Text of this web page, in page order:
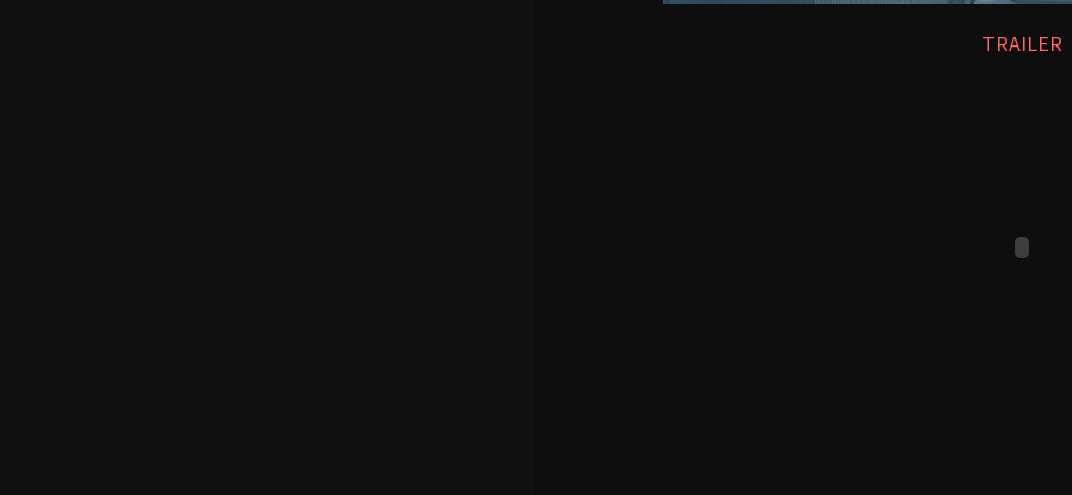
TRAILER